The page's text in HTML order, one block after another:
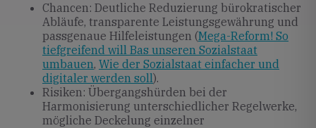
Chancen: Deutliche Reduzierung bürokratischer
Abläufe, transparente Leistungsgewährung und
passgenaue Hilfeleistungen (Mega-Reform! So
tiefgreifend will Bas unseren Sozialstaat
umbauen, Wie der Sozialstaat einfacher und
digitaler werden soll).
Risiken: Übergangshürden bei der
Harmonisierung unterschiedlicher Regelwerke,
mögliche Deckelung einzelner